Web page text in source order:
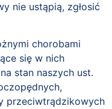
nie ustąpią, zgłosić
chorobami
się w nich
stan naszych ust.
przeciwtrądzikowych